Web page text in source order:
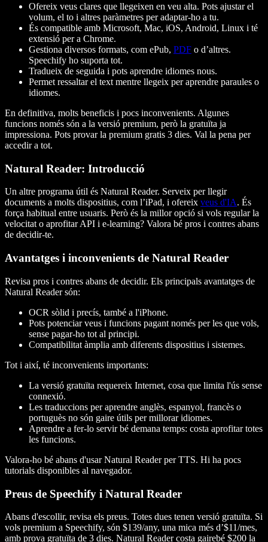
Ofereix veus clares que llegeixen en veu alta. Pots ajustar el
volum, el to i altres paràmetres per adaptar-ho a tu.
És compatible amb Microsoft, Mac, iOS, Android, Linux i té
extensió per a Chrome.
Gestiona diversos formats, com ePub, PDF o d’altres.
Speechify ho suporta tot.
Tradueix de seguida i pots aprendre idiomes nous.
Permet ressaltar el text mentre llegeix per aprendre paraules o
idiomes.
En definitiva, molts beneficis i pocs inconvenients. Algunes
funcions només són a la versió premium, però la gratuïta ja
impressiona. Pots provar la premium gratis 3 dies. Val la pena per
accedir a tot.
Natural Reader: Introducció
Un altre programa útil és Natural Reader. Serveix per llegir
documents a molts dispositius, com l’iPad, i ofereix veus d'IA. És
força habitual entre usuaris. Però és la millor opció si vols regular la
velocitat o aprofitar API i e-learning? Valora bé pros i contres abans
de decidir-te.
Avantatges i inconvenients de Natural Reader
Revisa pros i contres abans de decidir. Els principals avantatges de
Natural Reader són:
OCR sòlid i precís, també a l'iPhone.
Pots potenciar veus i funcions pagant només per les que vols,
sense pagar-ho tot al principi.
Compatibilitat àmplia amb diferents dispositius i sistemes.
Tot i així, té inconvenients importants:
La versió gratuïta requereix Internet, cosa que limita l'ús sense
connexió.
Les traduccions per aprendre anglès, espanyol, francès o
portuguès no són gaire útils per millorar idiomes.
Aprendre a fer-lo servir bé demana temps: costa aprofitar totes
les funcions.
Valora-ho bé abans d'usar Natural Reader per TTS. Hi ha pocs
tutorials disponibles al navegador.
Preus de Speechify i Natural Reader
Abans d'escollir, revisa els preus. Totes dues tenen versió gratuïta. Si
vols premium a Speechify, són $139/any, una mica més d’$11/mes,
amb prova gratuïta de 3 dies. Natural Reader costa gairebé $200 la